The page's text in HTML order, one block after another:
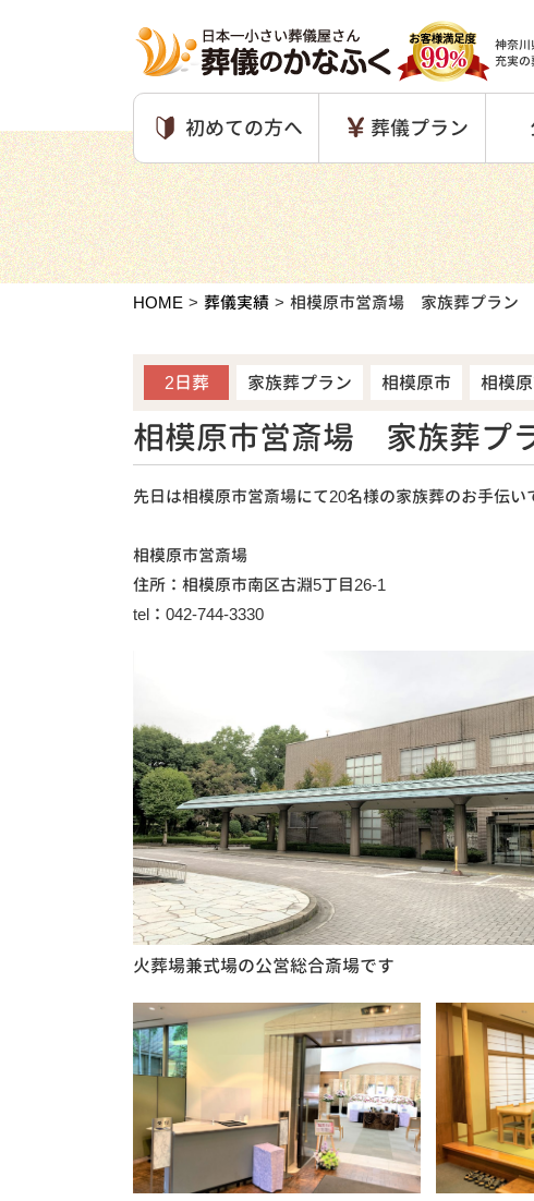
神奈川
充実の
初めての方へ 葬儀プラン
HOME 葬儀実績 相模原市営斎場 家族葬プラン
2日葬 家族葬プラン 相模原市 相模
相模原市営斎場 家族葬プ
先日は相模原市営斎場にて20名様の家族葬のお手伝い
相模原市営斎場
住所：相模原市南区古淵5丁目26-1
tel：042-744-3330
火葬場兼式場の公営総合斎場です